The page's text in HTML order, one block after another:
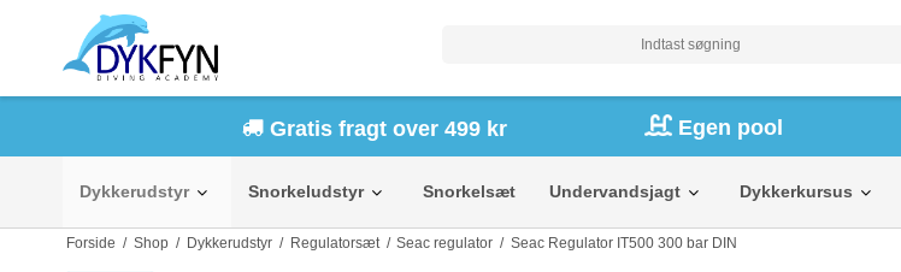
Gratis fragt over 499 kr Egen pool
Dykkerudstyr Snorkeludstyr Snorkelsæt Undervandsjagt Dykkerkursus
Forside / Shop / Dykkerudstyr / Regulatorsæt / Seac regulator / Seac Regulator IT500 300 bar DIN